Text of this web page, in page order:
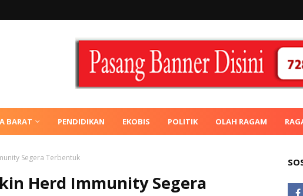
BARAT PENDIDIKAN EKOBIS POLITIK OLAH RAGAM
Segera Terbentuk
Herd Immunity Segera